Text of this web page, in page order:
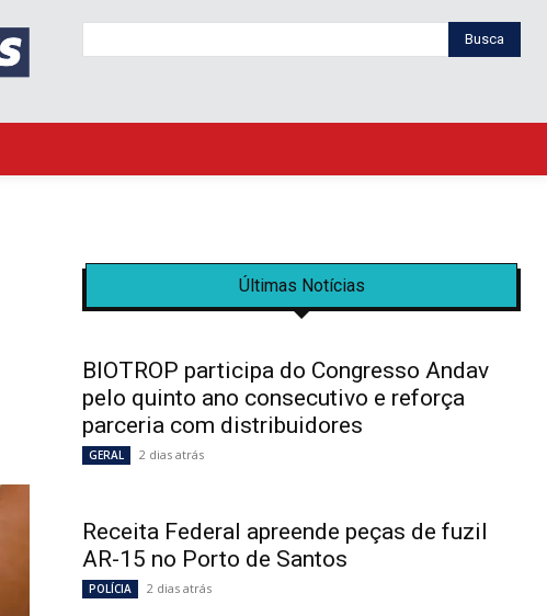
Busca
Últimas Notícias
BIOTROP participa do Congresso Andav
pelo quinto ano consecutivo e reforça
parceria com distribuidores
GERAL 2 dias atrás
Receita Federal apreende peças de fuzil
AR-15 no Porto de Santos
POLÍCIA 2 dias atrás